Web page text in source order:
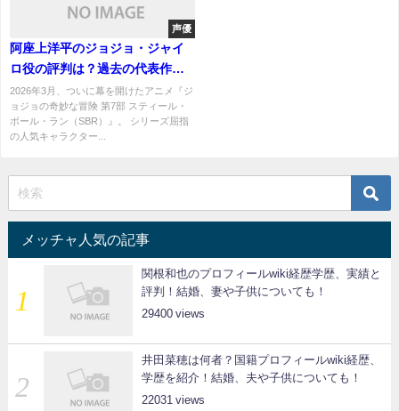
声優
阿座上洋平のジョジョ・ジャイ
ロ役の評判は？過去の代表作と
経歴まとめ
2026年3月、ついに幕を開けたアニメ『ジ
ョジョの奇妙な冒険 第7部 スティール・
ボール・ラン（SBR）』。 シリーズ屈指
の人気キャラクター...
メッチャ人気の記事
関根和也のプロフィールwiki経歴学歴、実績と
評判！結婚、妻や子供についても！
29400
井田菜穂は何者？国籍プロフィールwiki経歴、
学歴を紹介！結婚、夫や子供についても！
22031